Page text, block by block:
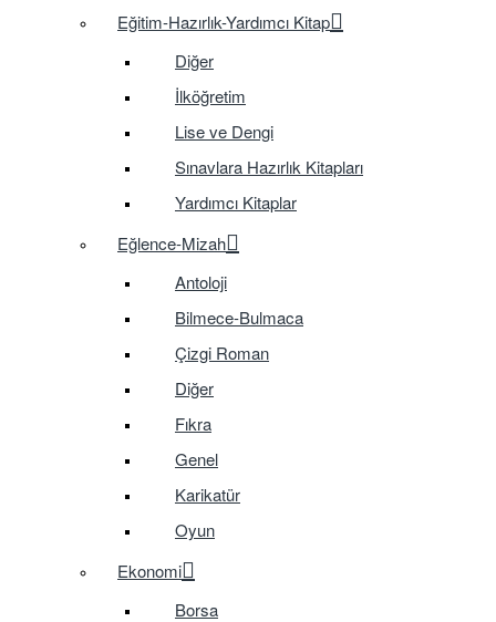
Eğitim-Hazırlık-Yardımcı Kitap
Diğer
İlköğretim
Lise ve Dengi
Sınavlara Hazırlık Kitapları
Yardımcı Kitaplar
Eğlence-Mizah
Antoloji
Bilmece-Bulmaca
Çizgi Roman
Diğer
Fıkra
Genel
Karikatür
Oyun
Ekonomi
Borsa